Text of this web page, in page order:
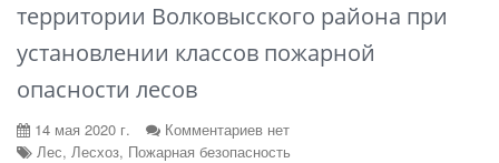
территории Волковысского района при
установлении классов пожарной
опасности лесов
14 мая 2020 г.
Комментариев нет
Лес, Лесхоз, Пожарная безопасность